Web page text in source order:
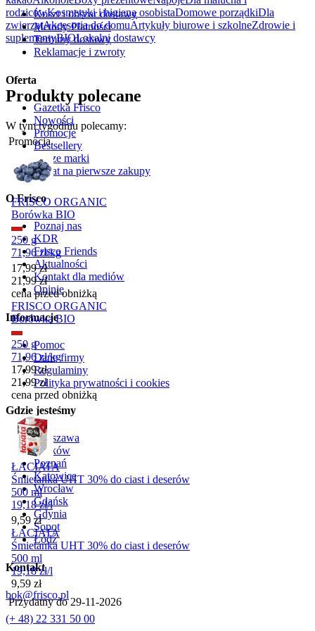
rodzicówKosmetyki i higiena osobistaDomowe porządkiDla
zwierzątAkcesoria do domuArtykuły biurowe i szkolneZdrowie i
suplementyBIOLokalni dostawcy
Produkty polecane
W tym tygodniu polecamy:
Promocja
FRISCO ORGANIC
Borówka BIO
250 g
71,96 zł/kg
Cena promocyjna
17,99 zł
21,99 zł
cena przed obniżką
FRISCO ORGANIC
Borówka BIO
250 g
71,96 zł/kg
Cena promocyjna
17,99 zł
21,99 zł
cena przed obniżką
ŁACIATA
Śmietanka UHT 30% do ciast i deserów
500 ml
19,18 zł/l
Cena
9,59 zł
ŁACIATA
Śmietanka UHT 30% do ciast i deserów
500 ml
19,18 zł/l
Cena
9,59 zł
Przydatny do29-11-2026
Koszt i obszar dostawy
Metody Płatności
Terminy dostawy
Reklamacje i zwroty
Oferta
Gazetka Frisco
Nowości
Promocje
Bestsellery
Nasze marki
Rabat na pierwsze zakupy
O Frisco
Poznaj nas
KDR
Frisco Friends
Aktualności
Kontakt dla mediów
Opinie
Informacje
Pomoc
Dane firmy
Regulaminy
Polityka prywatności i cookies
Gdzie jesteśmy
Warszawa
Kraków
Poznań
Katowice
Wrocław
Gdańsk
Gdynia
Sopot
Łódź
Kontakt
bok@frisco.pl
(+ 48) 22 331 50 00